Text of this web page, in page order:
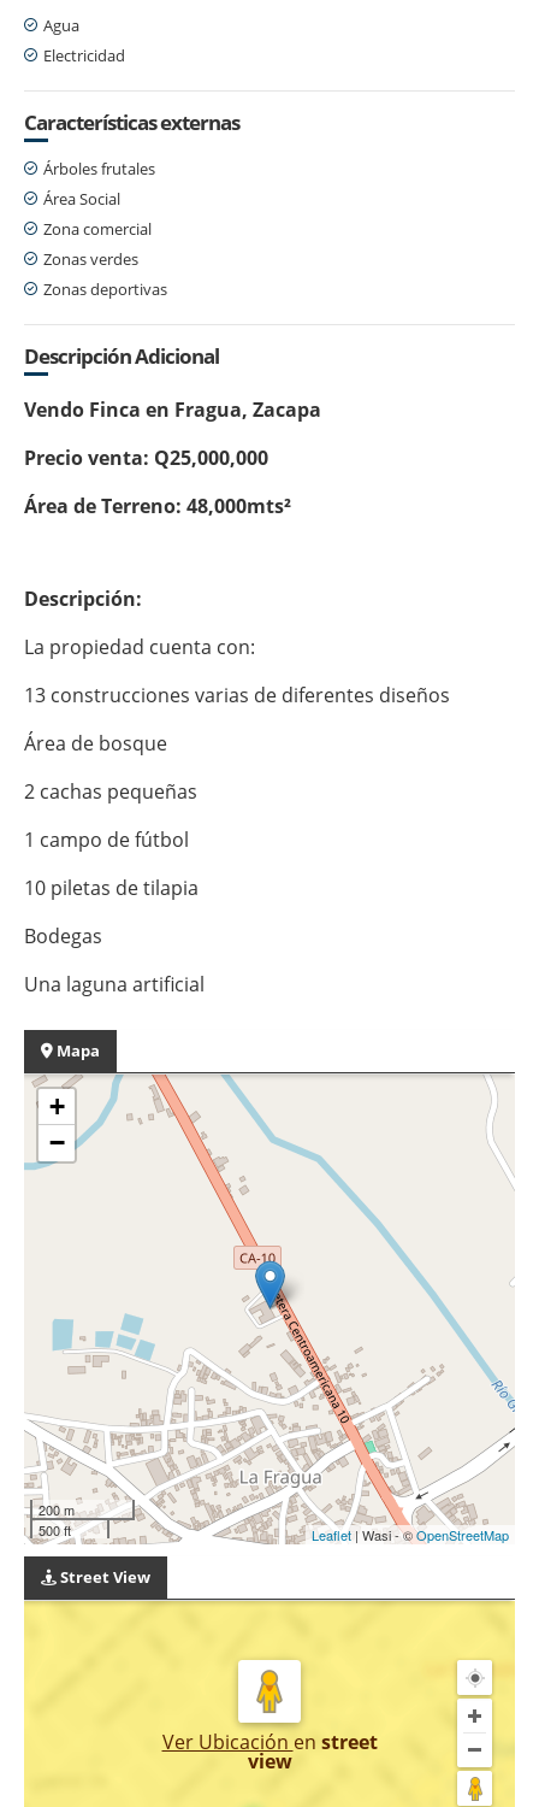
Agua
Electricidad
Características externas
Árboles frutales
Área Social
Zona comercial
Zonas verdes
Zonas deportivas
Descripción Adicional
Vendo Finca en Fragua, Zacapa
Precio venta: Q25,000,000
Área de Terreno: 48,000mts²
Descripción:
La propiedad cuenta con:
13 construcciones varias de diferentes diseños
Área de bosque
2 cachas pequeñas
1 campo de fútbol
10 piletas de tilapia
Bodegas
Una laguna artificial
Mapa
+
−
200 m
500 ft
Leaflet | Wasi - ©OpenStreetMap
Street View
Ver Ubicación en street
view